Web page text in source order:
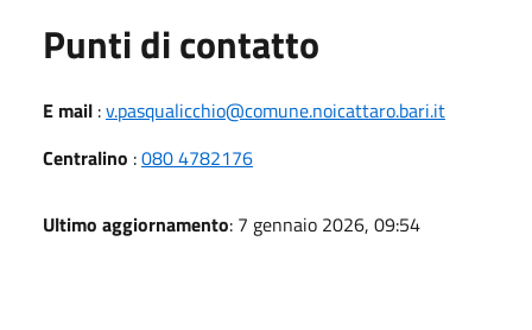
Punti di contatto
E mail :v.pasqualicchio@comune.noicattaro.bari.it
Centralino :080 4782176
Ultimo aggiornamento: 7 gennaio 2026, 09:54